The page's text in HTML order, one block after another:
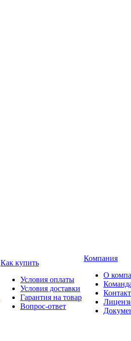
Как купить
Условия оплаты
Условия доставки
Гарантия на товар
Вопрос-ответ
Компания
О